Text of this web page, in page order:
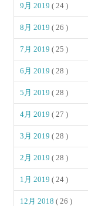
9月 2019( 24 )
8月 2019( 26 )
7月 2019( 25 )
6月 2019( 28 )
5月 2019( 28 )
4月 2019( 27 )
3月 2019( 28 )
2月 2019( 28 )
1月 2019( 24 )
12月 2018( 26 )